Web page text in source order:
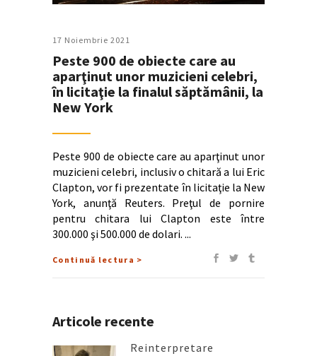
17 Noiembrie 2021
Peste 900 de obiecte care au
aparţinut unor muzicieni celebri,
în licitaţie la finalul săptămânii, la
New York
Peste 900 de obiecte care au aparţinut unor
muzicieni celebri, inclusiv o chitară a lui Eric
Clapton, vor fi prezentate în licitaţie la New
York, anunţă Reuters. Preţul de pornire
pentru chitara lui Clapton este între
300.000 şi 500.000 de dolari.
Continuă lectura >
Articole recente
Reinterpretare